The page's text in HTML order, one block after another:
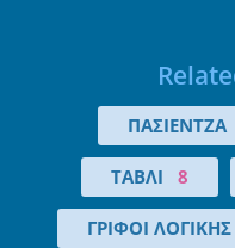
ΠΑΣΙΈΝΤΖΑ
ΤΆΒΛΙ 8
ΓΡΊΦΟΙ ΛΟΓΙΚΉΣ